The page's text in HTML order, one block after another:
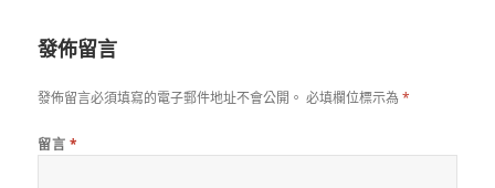
發佈留言
發佈留言必須填寫的電子郵件地址不會公開。 必填欄位標示為*
留言 *